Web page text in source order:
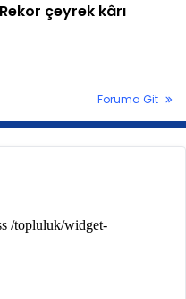
çeyrek kârı
Foruma Git